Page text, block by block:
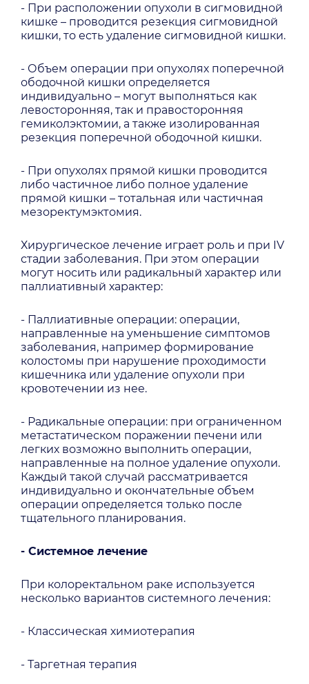
- При расположении опухоли в сигмовидной
кишке – проводится резекция сигмовидной
кишки, то есть удаление сигмовидной кишки.
- Объем операции при опухолях поперечной
ободочной кишки определяется
индивидуально – могут выполняться как
левосторонняя, так и правосторонняя
гемиколэктомии, а также изолированная
резекция поперечной ободочной кишки.
- При опухолях прямой кишки проводится
либо частичное либо полное удаление
прямой кишки – тотальная или частичная
мезоректумэктомия.
Хирургическое лечение играет роль и при IV
стадии заболевания. При этом операции
могут носить или радикальный характер или
паллиативный характер:
- Паллиативные операции: операции,
направленные на уменьшение симптомов
заболевания, например формирование
колостомы при нарушение проходимости
кишечника или удаление опухоли при
кровотечении из нее.
- Радикальные операции: при ограниченном
метастатическом поражении печени или
легких возможно выполнить операции,
направленные на полное удаление опухоли.
Каждый такой случай рассматривается
индивидуально и окончательные объем
операции определяется только после
тщательного планирования.
- Системное лечение
При колоректальном раке используется
несколько вариантов системного лечения:
- Классическая химиотерапия
- Таргетная терапия